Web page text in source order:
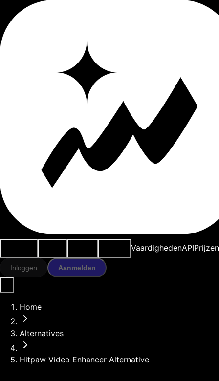
VaardighedenAPIPrijzen
Inloggen Aanmelden
Home
Alternatives
Hitpaw Video Enhancer Alternative